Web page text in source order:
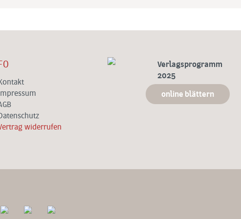
Impressum
widerrufen
Verlagsprogramm
2025
online blättern